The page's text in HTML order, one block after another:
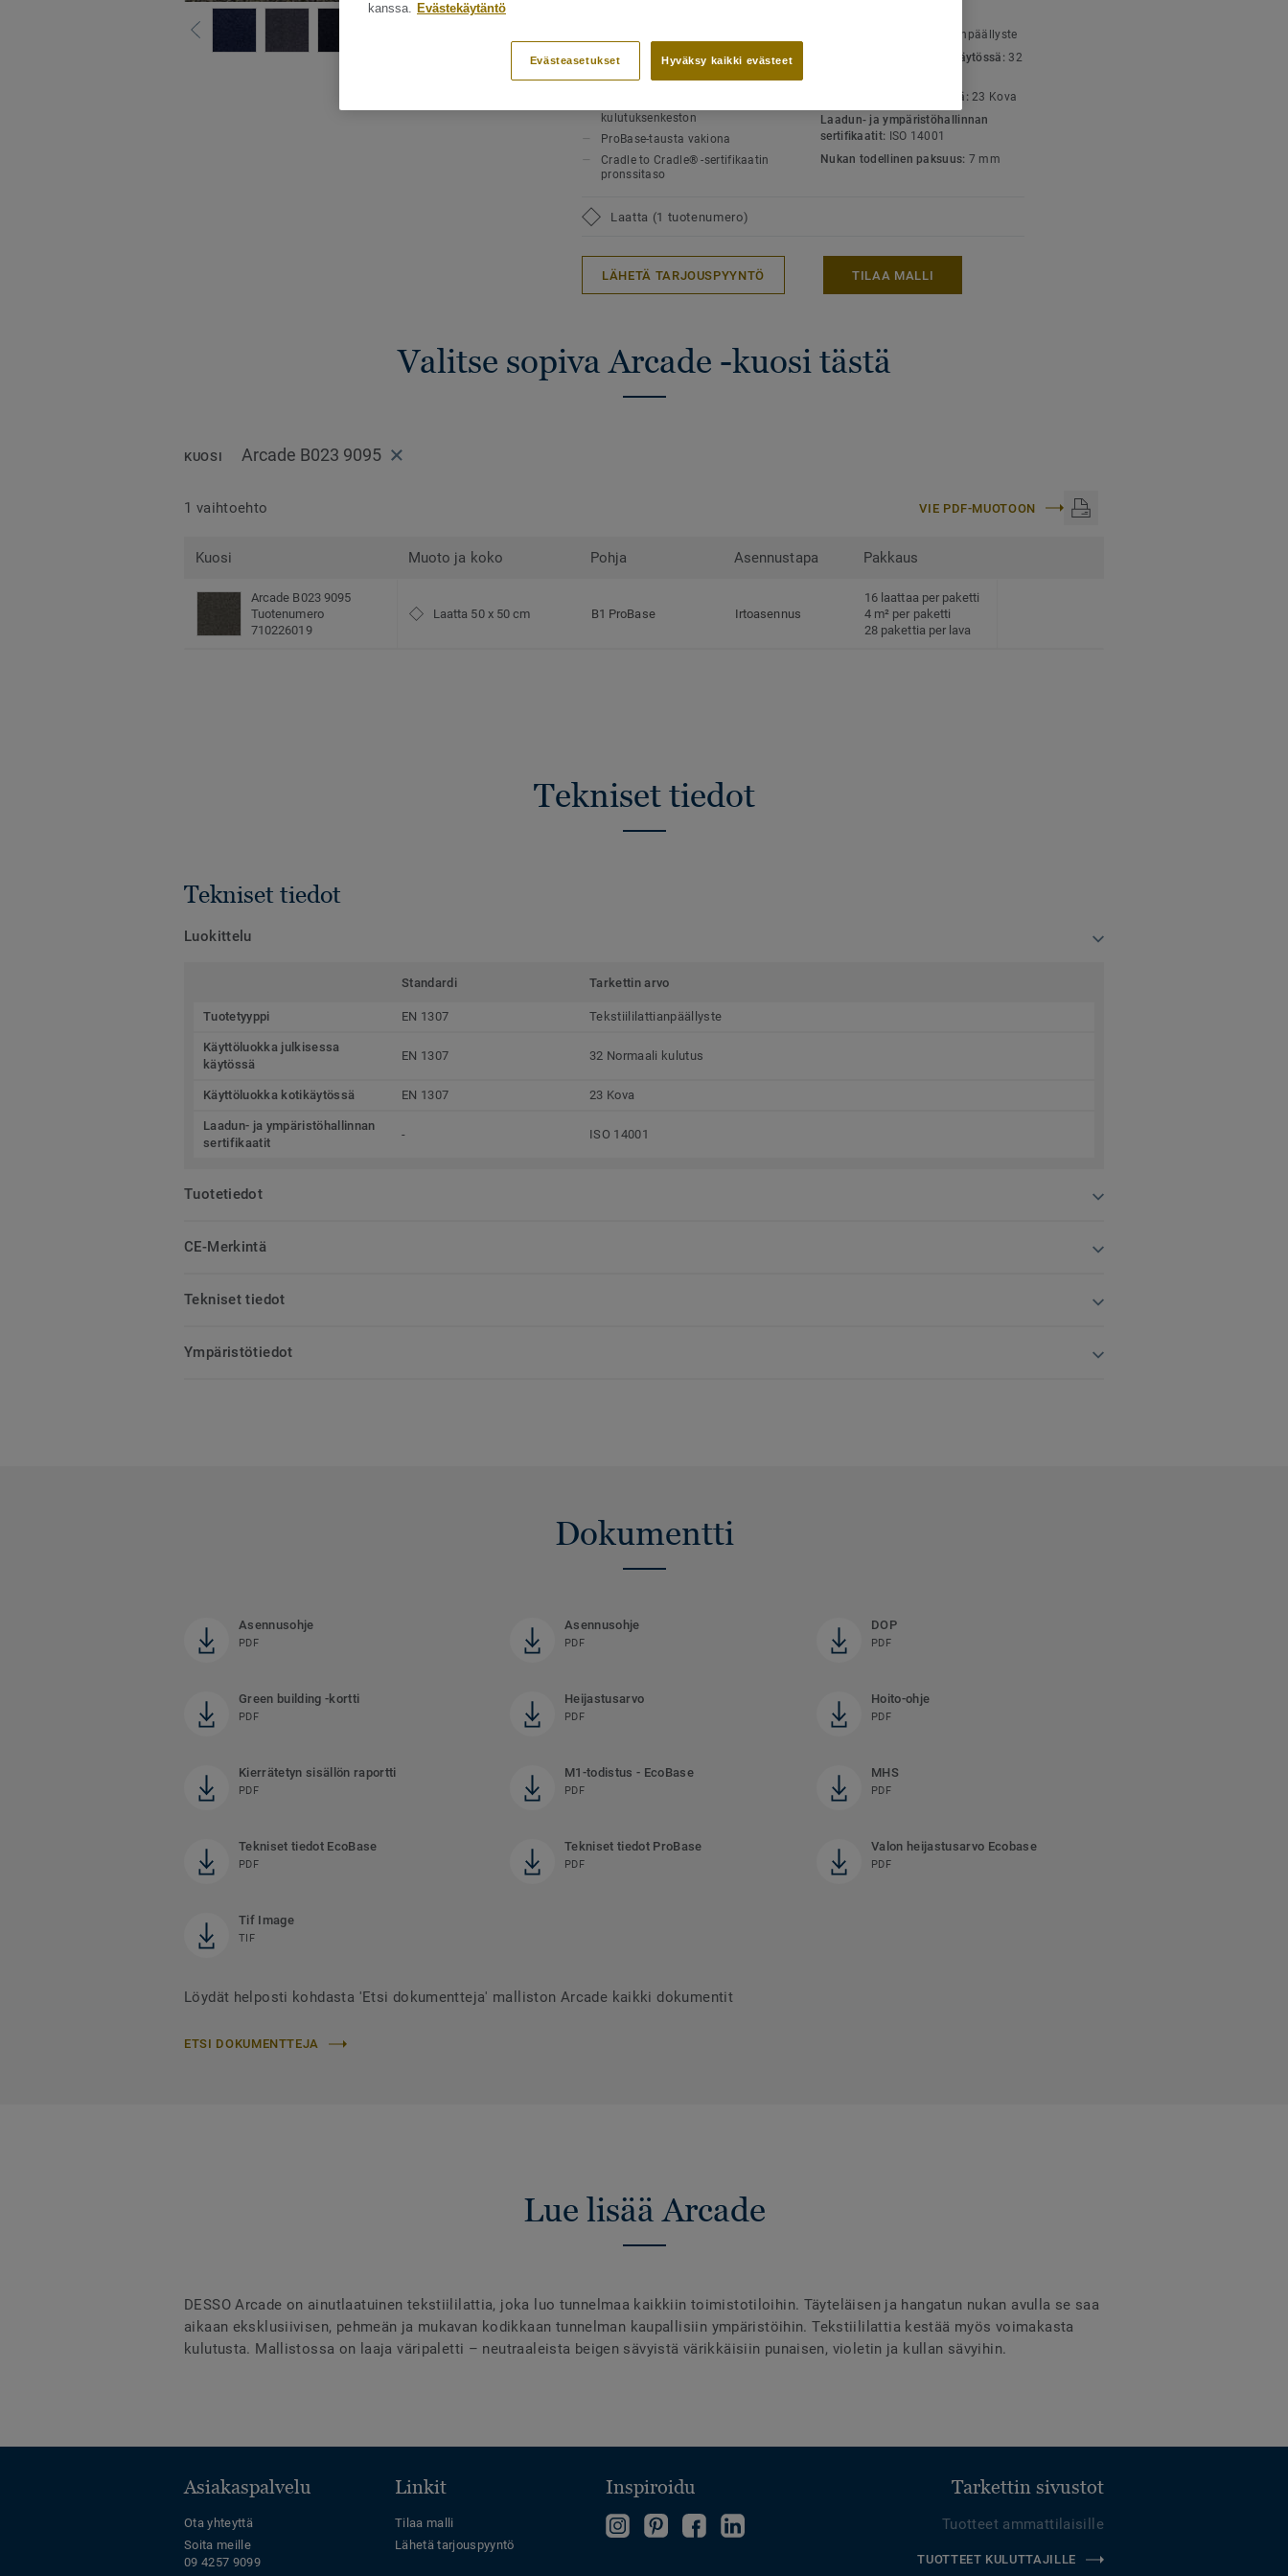
violetin ja kullan sävyihin.
Laaja väripaletti, jossa on
saatavilla 24 väriä
kulutuksenkeston
ProBase-tausta vakiona
Cradle to Cradle® -sertifikaatin
pronssitaso
Tekstiililattianpäällyste
Käyttöluokka julkisessa käytössä: 32
Käyttöluokka kotikäytössä:23 Kova
Laadun- ja ympäristöhallinnan
sertifikaatit: ISO 14001
Nukan todellinen paksuus: 7 mm
Laatta (1 tuotenumero)
LÄHETÄ TARJOUSPYYNTÖ TILAA MALLI
Valitse sopiva Arcade -kuosi tästä
KUOSI Arcade B023 9095
1 vaihtoehto VIE PDF-MUOTOON
Kuosi Muoto ja koko Pohja Asennustapa Pakkaus
Arcade B023 9095
Tuotenumero
710226019
Laatta 50 x 50 cm B1 ProBase Irtoasennus
16 laattaa per paketti
4 m² per paketti
28 pakettia per lava
Tekniset tiedot
Tekniset tiedot
Luokittelu
Standardi Tarkettin arvo
Tuotetyyppi EN 1307 Tekstiililattianpäällyste
Käyttöluokka julkisessa
käytössä
EN 1307 32 Normaali kulutus
Käyttöluokka kotikäytössä EN 1307 23 Kova
Laadun- ja ympäristöhallinnan
sertifikaatit
- ISO 14001
Tuotetiedot
CE-Merkintä
Tekniset tiedot
Ympäristötiedot
Dokumentti
Asennusohje
PDF
Asennusohje
PDF
DOP
PDF
Green building -kortti
PDF
Heijastusarvo
PDF
Hoito-ohje
PDF
Kierrätetyn sisällön raportti
PDF
M1-todistus - EcoBase
PDF
MHS
PDF
Tekniset tiedot EcoBase
PDF
Tekniset tiedot ProBase
PDF
Valon heijastusarvo Ecobase
PDF
Tif Image
TIF
Löydät helposti kohdasta 'Etsi dokumentteja' malliston Arcade kaikki dokumentit
ETSI DOKUMENTTEJA
Lue lisää Arcade
DESSO Arcade on ainutlaatuinen tekstiililattia, joka luo tunnelmaa kaikkiin toimistotiloihin. Täyteläisen ja hangatun nukan avulla se saa
aikaan eksklusiivisen, pehmeän ja mukavan kodikkaan tunnelman kaupallisiin ympäristöihin. Tekstiililattia kestää myös voimakasta
kulutusta. Mallistossa on laaja väripaletti – neutraaleista beigen sävyistä värikkäisiin punaisen, violetin ja kullan sävyihin.
Asiakaspalvelu
Ota yhteyttä
Soita meille
09 4257 9099
Linkit
Tilaa malli
Lähetä tarjouspyyntö
Inspiroidu
FollowTutustuTykkääFollow
Tarkettin sivustot
Tuotteet ammattilaisille
TUOTTEET KULUTTAJILLE
kanssa. Evästekäytäntö
Hyväksy kaikki evästeet
Evästeasetukset